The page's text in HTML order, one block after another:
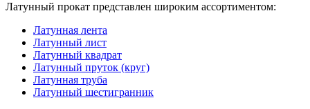
Латунный прокат представлен широким ассортиментом:
Латунная лента
Латунный лист
Латунный квадрат
Латунный пруток (круг)
Латунная труба
Латунный шестигранник